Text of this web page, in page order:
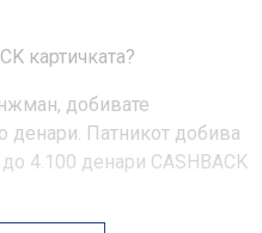
картичката?
добивате
денари. Патникот добива
4.100 денари CASHBACK